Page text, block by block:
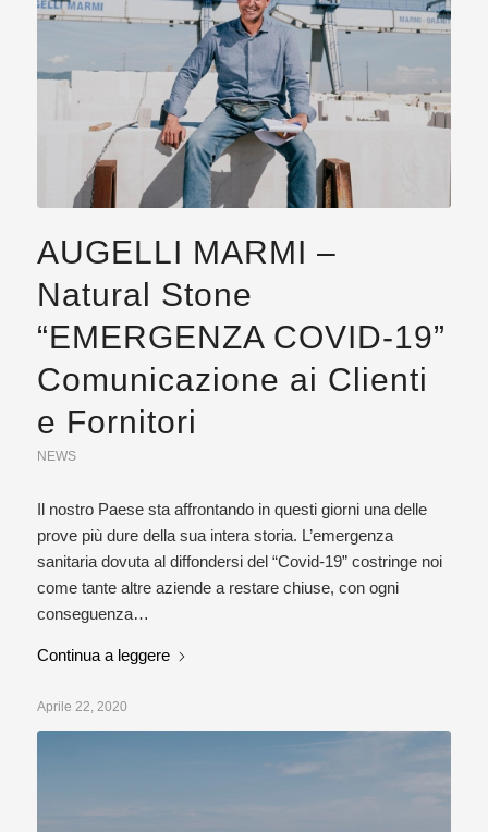
AUGELLI MARMI –
Natural Stone
“EMERGENZA COVID-19”
Comunicazione ai Clienti
e Fornitori
NEWS
Il nostro Paese sta affrontando in questi giorni una delle
prove più dure della sua intera storia. L’emergenza
sanitaria dovuta al diffondersi del “Covid-19” costringe noi
come tante altre aziende a restare chiuse, con ogni
conseguenza…
Continua a leggere
Aprile 22, 2020